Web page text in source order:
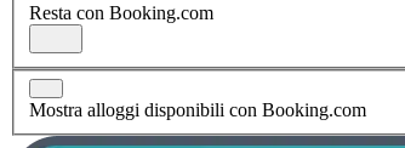
Resta con Booking.com
Mostra alloggi disponibili con Booking.com